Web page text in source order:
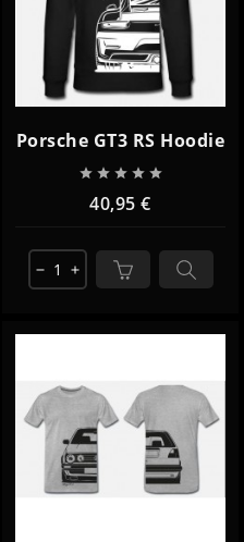
Porsche GT3 RS Hoodie
    
40,95 €
remove add